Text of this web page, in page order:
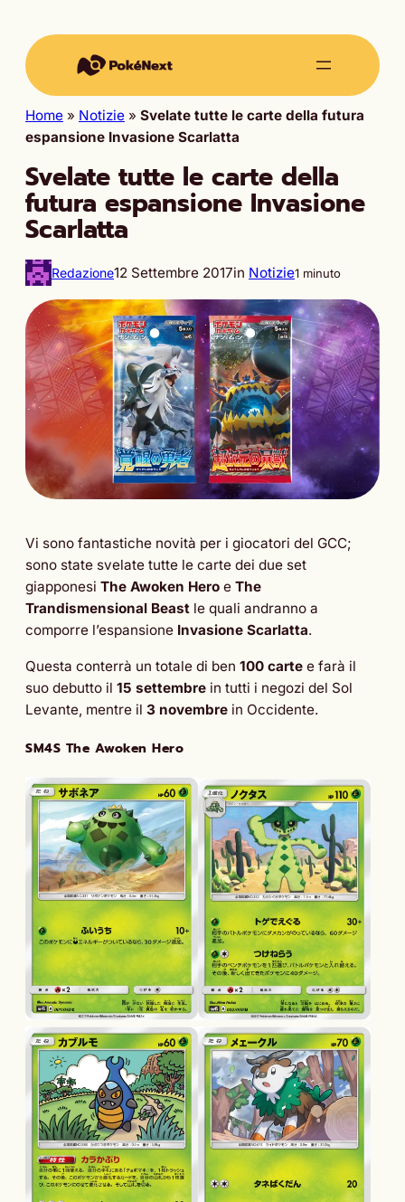
Home » Notizie » Svelate tutte le carte della futura
espansione Invasione Scarlatta
Svelate tutte le carte della
futura espansione Invasione
Scarlatta
Redazione12 Settembre 2017in Notizie1 minuto
Vi sono fantastiche novità per i giocatori del GCC;
sono state svelate tutte le carte dei due set
giapponesi The Awoken Hero e The
Trandismensional Beast le quali andranno a
comporre l’espansione Invasione Scarlatta.
Questa conterrà un totale di ben 100 carte e farà il
suo debutto il 15 settembre in tutti i negozi del Sol
Levante, mentre il 3 novembre in Occidente.
SM4S The Awoken Hero